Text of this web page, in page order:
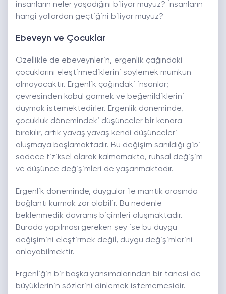
insanların neler yaşadığını biliyor muyuz? İnsanların
hangi yollardan geçtiğini biliyor muyuz?
Ebeveyn ve Çocuklar
Özellikle de ebeveynlerin, ergenlik çağındaki
çocuklarını eleştirmediklerini söylemek mümkün
olmayacaktır. Ergenlik çağındaki insanlar;
çevresinden kabul görmek ve beğenildiklerini
duymak istemektedirler. Ergenlik döneminde,
çocukluk dönemindeki düşünceler bir kenara
bırakılır, artık yavaş yavaş kendi düşünceleri
oluşmaya başlamaktadır. Bu değişim sanıldığı gibi
sadece fiziksel olarak kalmamakta, ruhsal değişim
ve düşünce değişimleri de yaşanmaktadır.
Ergenlik döneminde, duygular ile mantık arasında
bağlantı kurmak zor olabilir. Bu nedenle
beklenmedik davranış biçimleri oluşmaktadır.
Burada yapılması gereken şey ise bu duygu
değişimini eleştirmek değil, duygu değişimlerini
anlayabilmektir.
Ergenliğin bir başka yansımalarından bir tanesi de
büyüklerinin sözlerini dinlemek istememesidir.